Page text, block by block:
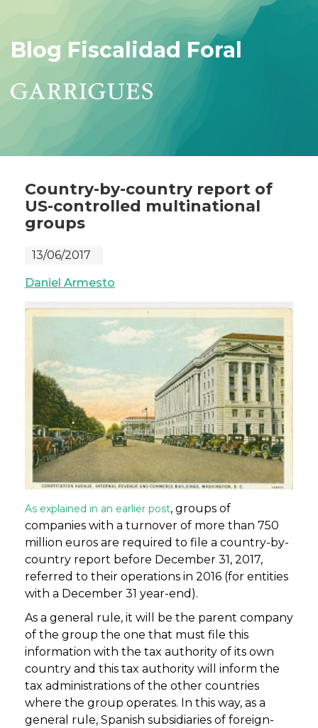
Blog Fiscalidad Foral
Country-by-country report of
US-controlled multinational
groups
13/06/2017
Daniel Armesto
As explained in an earlier post, groups of
companies with a turnover of more than 750
million euros are required to file a country-by-
country report before December 31, 2017,
referred to their operations in 2016 (for entities
with a December 31 year-end).
As a general rule, it will be the parent company
of the group the one that must file this
information with the tax authority of its own
country and this tax authority will inform the
tax administrations of the other countries
where the group operates. In this way, as a
general rule, Spanish subsidiaries of foreign-